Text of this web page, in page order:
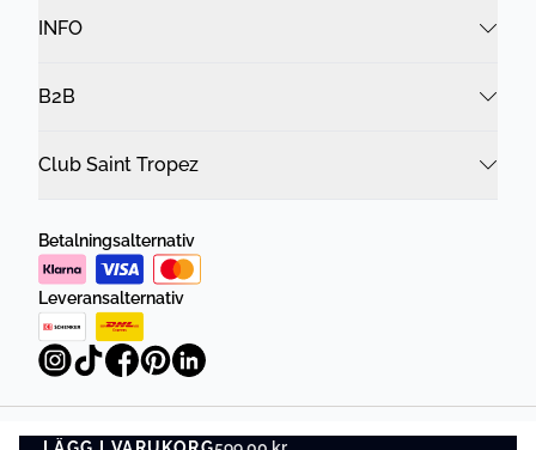
INFO
B2B
Club Saint Tropez
Betalningsalternativ
Leveransalternativ